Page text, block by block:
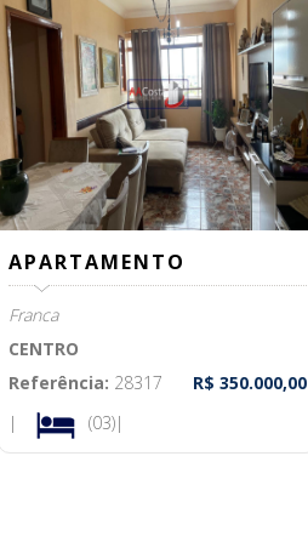
APARTAMENTO
Franca
CENTRO
Referência: 28317
R$ 350.000,00
|
(03)|